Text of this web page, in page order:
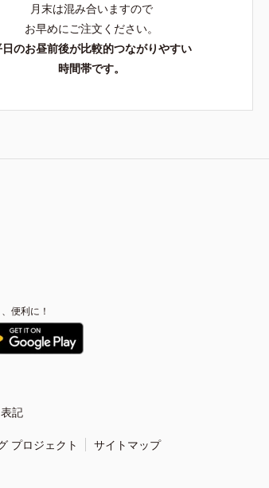
月末は混み合いますので
お早めにご注文ください。
のお昼前後が比較的つながりやすい
時間帯です。
便利に！
記
プロジェクト サイトマップ